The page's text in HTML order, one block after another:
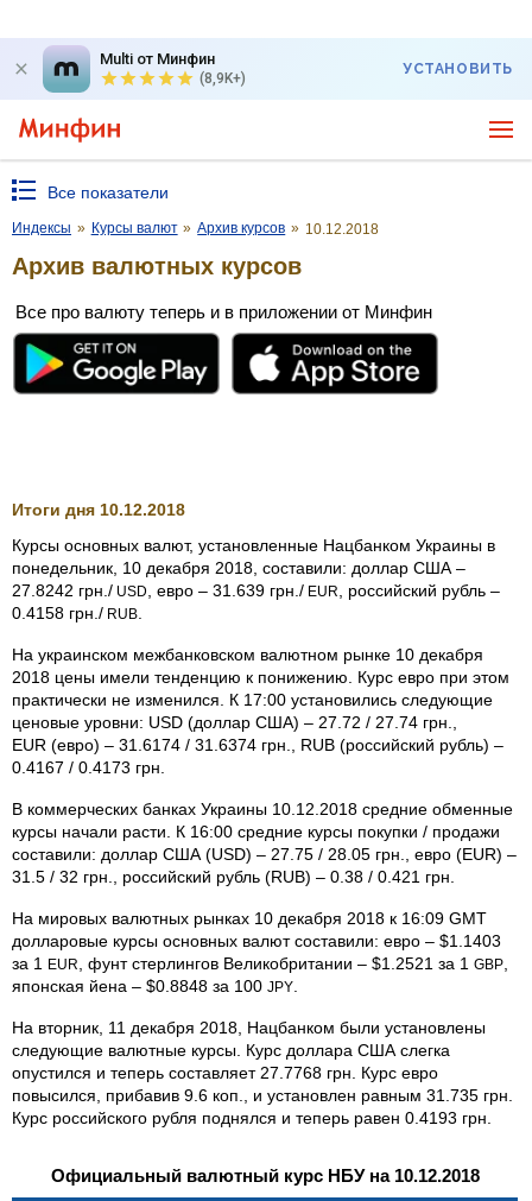
Multi от Минфин
(8,9K+)
УСТАНОВИТЬ
Все показатели
Индексы » Курсы валют » Архив курсов » 10.12.2018
Архив валютных курсов
Все про валюту теперь и в приложении от Минфин
Итоги дня 10.12.2018
Курсы основных валют, установленные Нацбанком Украины в
понедельник, 10 декабря 2018, составили: доллар США –
27.8242 грн./ USD , евро – 31.639 грн./ EUR
, российский рубль –
0.4158 грн./ RUB
На украинском межбанковском валютном рынке 10 декабря
2018 цены имели тенденцию к понижению. Курс евро при этом
практически не изменился. К 17:00 установились следующие
ценовые уровни: USD (доллар США) – 27.72 / 27.74 грн.,
EUR (евро) – 31.6174 / 31.6374 грн., RUB (российский рубль) –
0.4167 / 0.4173 грн.
В коммерческих банках Украины 10.12.2018 средние обменные
курсы начали расти. К 16:00 средние курсы покупки / продажи
составили: доллар США (USD) – 27.75 / 28.05 грн., евро (EUR) –
31.5 / 32 грн., российский рубль (RUB) – 0.38 / 0.421 грн.
На мировых валютных рынках 10 декабря 2018 к 16:09 GMT
долларовые курсы основных валют составили: евро – $1.1403
за 1 EUR , фунт стерлингов Великобритании – $1.2521 за 1 GBP
японская йена – $0.8848 за 100 JPY
На вторник, 11 декабря 2018, Нацбанком были установлены
следующие валютные курсы. Курс доллара США слегка
опустился и теперь составляет 27.7768 грн. Курс евро
повысился, прибавив 9.6 коп., и установлен равным 31.735 грн.
Курс российского рубля поднялся и теперь равен 0.4193 грн.
Официальный валютный курс НБУ на 10.12.2018